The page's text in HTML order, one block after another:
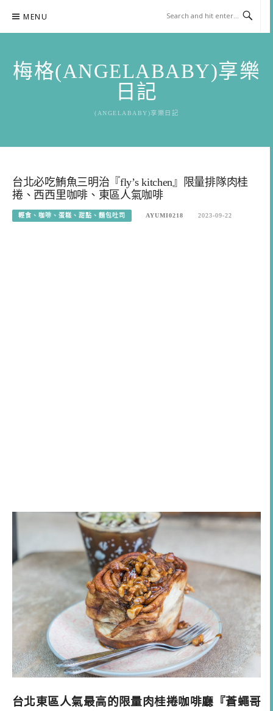
content
MENU
梅格(ANGELABABY)享樂
日記
(ANGELABABY)享樂日記
台北必吃鮪魚三明治『fly’s kitchen』限量排隊肉桂
捲、西西里咖啡、東區人氣咖啡
輕食、咖啡、蛋糕、甜點、麵包吐司 AYUMI0218 2023-09-22
台北東區人氣最高的限量肉桂捲咖啡廳『蒼蠅哥